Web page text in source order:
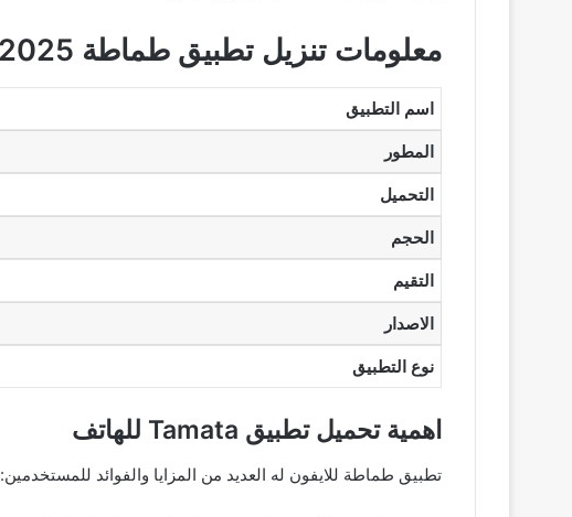
معلومات تنزيل تطبيق طماطة 2025
اسم التطبيق
المطور
التحميل
الحجم
التقيم
الاصدار
نوع التطبيق
اهمية تحميل تطبيق Tamata للهاتف
تطبيق طماطة للايفون له العديد من المزايا والفوائد للمستخدمين: